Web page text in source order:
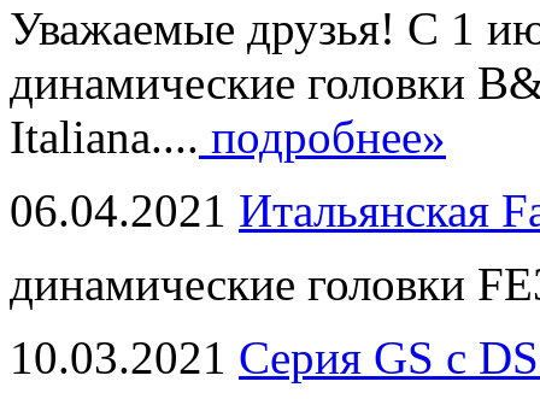
Уважаемые друзья! С 1
динамические головки
Italiana.... подробнее»
06.04.2021 Итальянская
динамические головки
10.03.2021 Серия GS с